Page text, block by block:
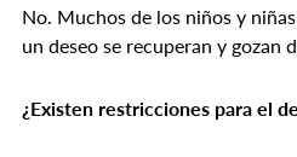
No. Muchos de los niños y
un deseo se recuperan y gozan
¿Existen restricciones para el